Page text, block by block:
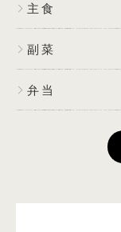
主食
副菜
弁当